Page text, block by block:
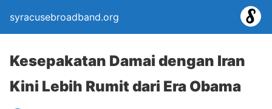
syracusebroadband.org
Kesepakatan Damai dengan Iran
Kini Lebih Rumit dari Era Obama